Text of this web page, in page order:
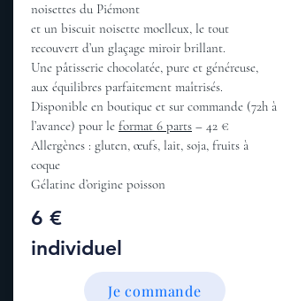
noisettes du Piémont
et un biscuit noisette moelleux, le tout
recouvert d’un glaçage miroir brillant.
Une pâtisserie chocolatée, pure et généreuse,
aux équilibres parfaitement maîtrisés.
Disponible en boutique et sur commande (72h à
l’avance) pour le format 6 parts – 42 €
Allergènes : gluten, œufs, lait, soja, fruits à
coque
Gélatine d’origine poisson
6 €
individuel
Je commande